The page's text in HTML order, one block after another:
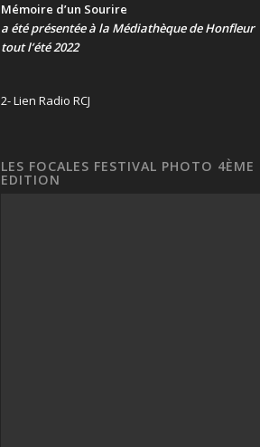
Mémoire d’un Sourire
a été présentéeà la Médiathèque de Honfleur
tout l’été 2022
2- Lien Radio RCJ
LES FOCALES FESTIVAL PHOTO 4ÈME
EDITION